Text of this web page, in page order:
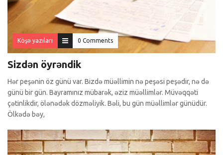
Köşə yazıları 0 Comments
Sizdən öyrəndik
Hər peşənin öz günü var. Bizdə müəllimin nə peşəsi peşədir, nə də
günü bir gün. Bayramınız mübarək, əziz müəllimlər. Müvəqqəti
çətinlikdir, ölənədək dözməliyik. Bəli, bu gün müəllimlər günüdür.
Ölkədə bəy,